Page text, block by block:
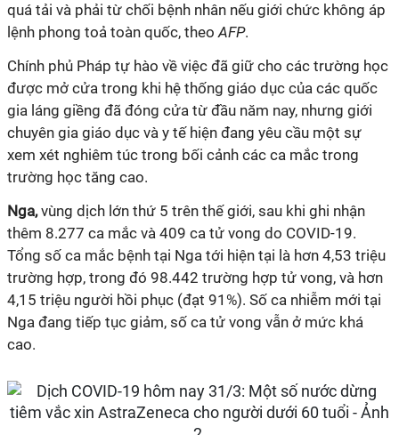
quá tải và phải từ chối bệnh nhân nếu giới chức không áp
lệnh phong toả toàn quốc, theoAFP.
Chính phủ Pháp tự hào về việc đã giữ cho các trường học
được mở cửa trong khi hệ thống giáo dục của các quốc
gia láng giềng đã đóng cửa từ đầu năm nay, nhưng giới
chuyên gia giáo dục và y tế hiện đang yêu cầu một sự
xem xét nghiêm túc trong bối cảnh các ca mắc trong
trường học tăng cao.
Nga,vùng dịch lớn thứ 5 trên thế giới, sau khi ghi nhận
thêm 8.277 ca mắc và 409 ca tử vong do COVID-19.
Tổng số ca mắc bệnh tại Nga tới hiện tại là hơn 4,53 triệu
trường hợp, trong đó 98.442 trường hợp tử vong, và hơn
4,15 triệu người hồi phục (đạt 91%). Số ca nhiễm mới tại
Nga đang tiếp tục giảm, số ca tử vong vẫn ở mức khá
cao.